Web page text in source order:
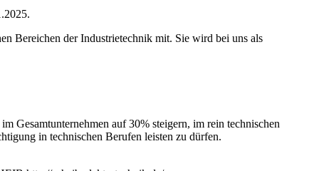
Bereichen der Industrietechnik mit. Sie wird bei uns als
Gesamtunternehmen auf 30% steigern, im rein technischen
in technischen Berufen leisten zu dürfen.